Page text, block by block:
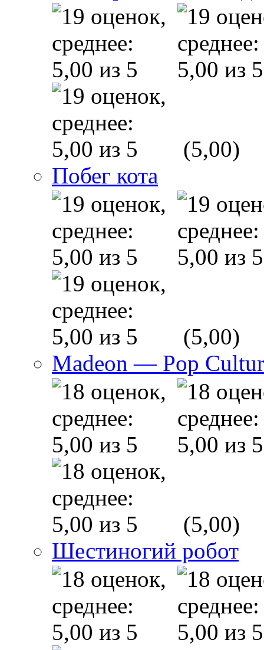
(5,00)
Побег кота
(5,00)
Madeon — Pop
(5,00)
Шестиногий робот